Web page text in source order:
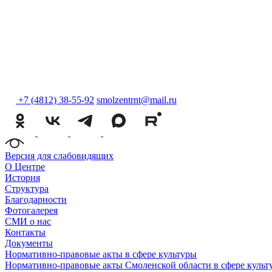
+7 (4812) 38-55-92 smolzentrnt@mail.ru
Версия для слабовидящих
О Центре
История
Структура
Благодарности
Фотогалерея
СМИ о нас
Контакты
Документы
Нормативно-правовые акты в сфере культуры
Нормативно-правовые акты Смоленской области в сфере